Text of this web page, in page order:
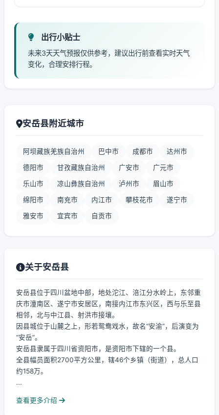
出行小贴士
未来3天天气预报仅供参考，建议出行前查看实时天气
变化，合理安排行程。
安岳县附近城市
阿坝藏族羌族自治州 巴中市 成都市 达州市
德阳市 甘孜藏族自治州 广安市 广元市
乐山市 凉山彝族自治州 泸州市 眉山市
绵阳市 南充市 内江市 攀枝花市 遂宁市
雅安市 宜宾市 自贡市
关于安岳县
安岳县位于四川盆地中部，地处沱江、涪江分水岭上，东邻重
庆市潼南区、遂宁市安居区，南接内江市东兴区，西与乐至县
相邻，北与中江县、射洪市接壤。
因县城位于山麓之上，形若鸳鸯戏水，故名“安渝”，后演变为
“安岳”。
安岳县隶属于四川省资阳市，是资阳市下辖的一个县。
全县幅员面积2700平方公里，辖46个乡镇（街道），总人口
约158万。
...
查看更多介绍